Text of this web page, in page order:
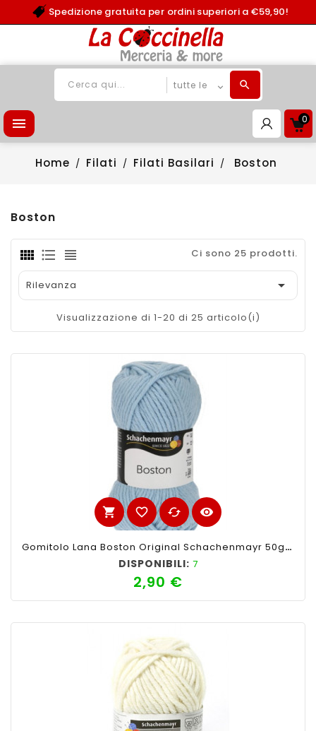
Spedizione gratuita per ordini superiori a €59,90!
 0
Home Filati Filati Basilari Boston
Boston
Ci sono 25 prodotti.
Rilevanza 
Visualizzazione di 1-20 di 25 articolo(i)
shopping_cart favorite_border cached visibility
Gomitolo Lana Boston Original Schachenmayr 50gr, Azzurro
DISPONIBILI: 7
2,90 €